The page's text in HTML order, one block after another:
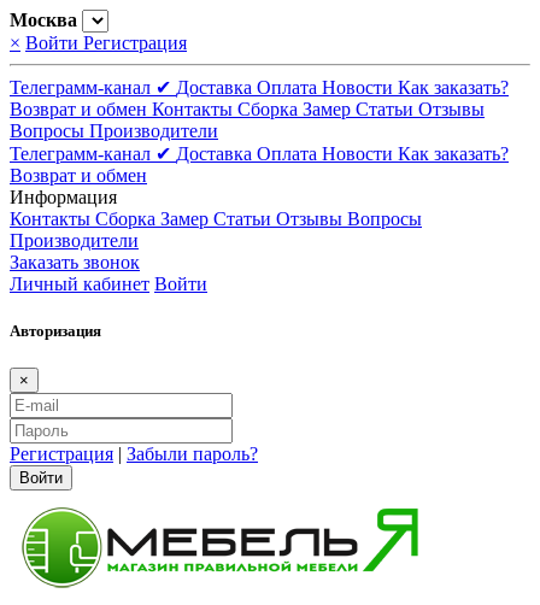
Москва
× Войти Регистрация
Телеграмм-канал ✔ Доставка Оплата Новости Как заказать?
Возврат и обмен Контакты Сборка Замер Статьи Отзывы
Вопросы Производители
Телеграмм-канал ✔ Доставка Оплата Новости Как заказать?
Возврат и обмен
Информация
Контакты Сборка Замер Статьи Отзывы Вопросы
Производители
Заказать звонок
Личный кабинет Войти
Авторизация
×
Регистрация | Забыли пароль?
Войти